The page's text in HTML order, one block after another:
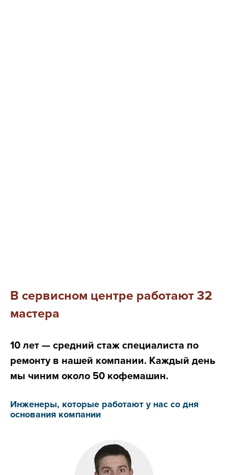
В сервисном центре работают 32
мастера
10 лет — средний стаж специалиста по
ремонту в нашей компании. Каждый день
мы чиним около 50 кофемашин.
Инженеры, которые работают у нас со дня
основания компании